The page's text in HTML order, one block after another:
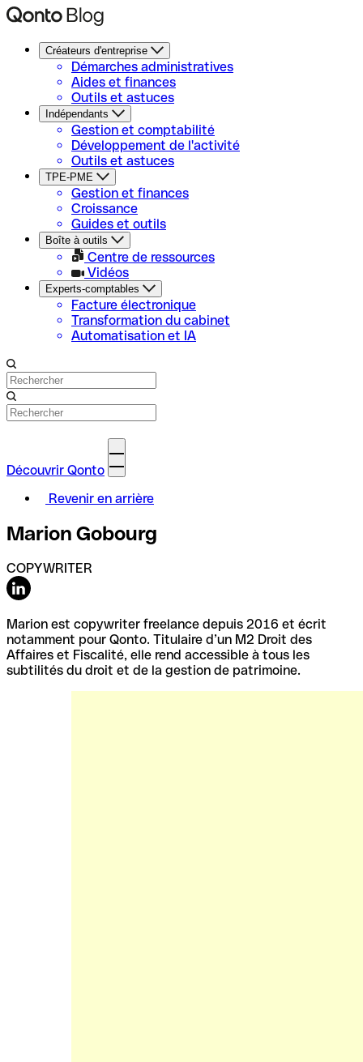
Créateurs d'entreprise
Démarches administratives
Aides et finances
Outils et astuces
Indépendants
Gestion et comptabilité
Développement de l'activité
Outils et astuces
TPE-PME
Gestion et finances
Croissance
Guides et outils
Boîte à outils
Centre de ressources
Vidéos
Experts-comptables
Facture électronique
Transformation du cabinet
Automatisation et IA
Découvrir Qonto
Revenir en arrière
Marion Gobourg
COPYWRITER
Marion est copywriter freelance depuis 2016 et écrit
notamment pour Qonto. Titulaire d’un M2 Droit des
Affaires et Fiscalité, elle rend accessible à tous les
subtilités du droit et de la gestion de patrimoine.